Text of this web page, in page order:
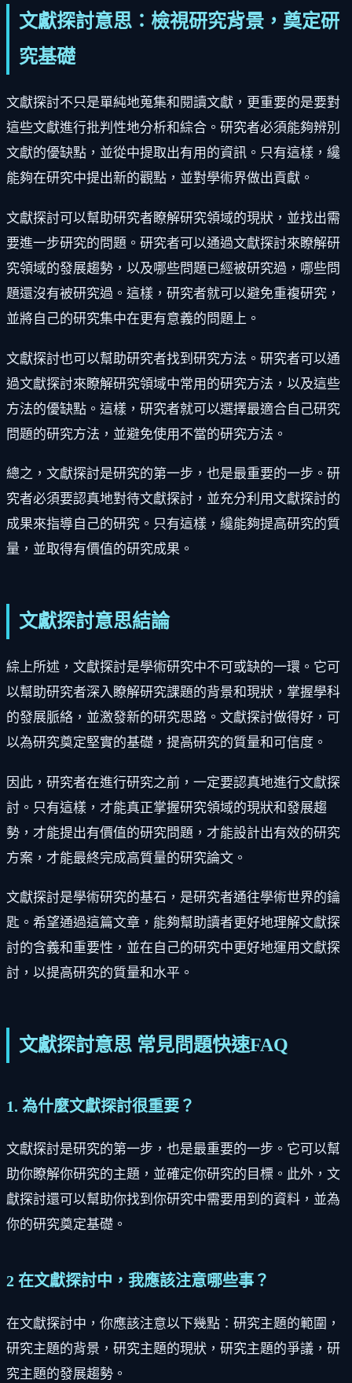
文獻探討意思：檢視研究背景，奠定研
究基礎
文獻探討不只是單純地蒐集和閱讀文獻，更重要的是要對
這些文獻進行批判性地分析和綜合。研究者必須能夠辨別
文獻的優缺點，並從中提取出有用的資訊。只有這樣，纔
能夠在研究中提出新的觀點，並對學術界做出貢獻。
文獻探討可以幫助研究者瞭解研究領域的現狀，並找出需
要進一步研究的問題。研究者可以通過文獻探討來瞭解研
究領域的發展趨勢，以及哪些問題已經被研究過，哪些問
題還沒有被研究過。這樣，研究者就可以避免重複研究，
並將自己的研究集中在更有意義的問題上。
文獻探討也可以幫助研究者找到研究方法。研究者可以通
過文獻探討來瞭解研究領域中常用的研究方法，以及這些
方法的優缺點。這樣，研究者就可以選擇最適合自己研究
問題的研究方法，並避免使用不當的研究方法。
總之，文獻探討是研究的第一步，也是最重要的一步。研
究者必須要認真地對待文獻探討，並充分利用文獻探討的
成果來指導自己的研究。只有這樣，纔能夠提高研究的質
量，並取得有價值的研究成果。
文獻探討意思結論
綜上所述，文獻探討是學術研究中不可或缺的一環。它可
以幫助研究者深入瞭解研究課題的背景和現狀，掌握學科
的發展脈絡，並激發新的研究思路。文獻探討做得好，可
以為研究奠定堅實的基礎，提高研究的質量和可信度。
因此，研究者在進行研究之前，一定要認真地進行文獻探
討。只有這樣，才能真正掌握研究領域的現狀和發展趨
勢，才能提出有價值的研究問題，才能設計出有效的研究
方案，才能最終完成高質量的研究論文。
文獻探討是學術研究的基石，是研究者通往學術世界的鑰
匙。希望通過這篇文章，能夠幫助讀者更好地理解文獻探
討的含義和重要性，並在自己的研究中更好地運用文獻探
討，以提高研究的質量和水平。
文獻探討意思 常見問題快速FAQ
1. 為什麼文獻探討很重要？
文獻探討是研究的第一步，也是最重要的一步。它可以幫
助你瞭解你研究的主題，並確定你研究的目標。此外，文
獻探討還可以幫助你找到你研究中需要用到的資料，並為
你的研究奠定基礎。
2 在文獻探討中，我應該注意哪些事？
在文獻探討中，你應該注意以下幾點：研究主題的範圍，
研究主題的背景，研究主題的現狀，研究主題的爭議，研
究主題的發展趨勢。